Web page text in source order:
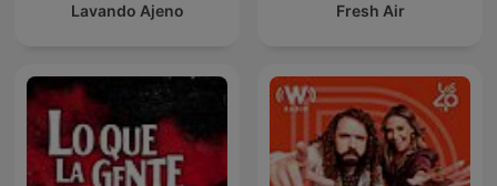
Lavando Ajeno Fresh Air